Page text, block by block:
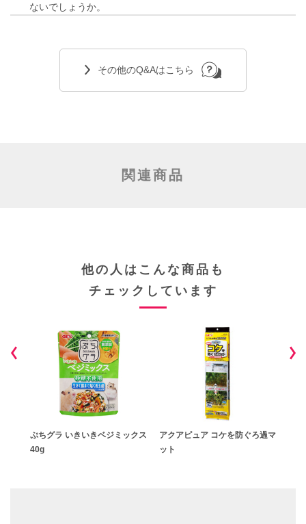
ないでしょうか。
その他のQ&Aはこちら
関連商品
他の人はこんな商品も
チェックしています
ぷちグラ いきいきベジミックス
40g
アクアピュア コケを防ぐろ過マ
ット